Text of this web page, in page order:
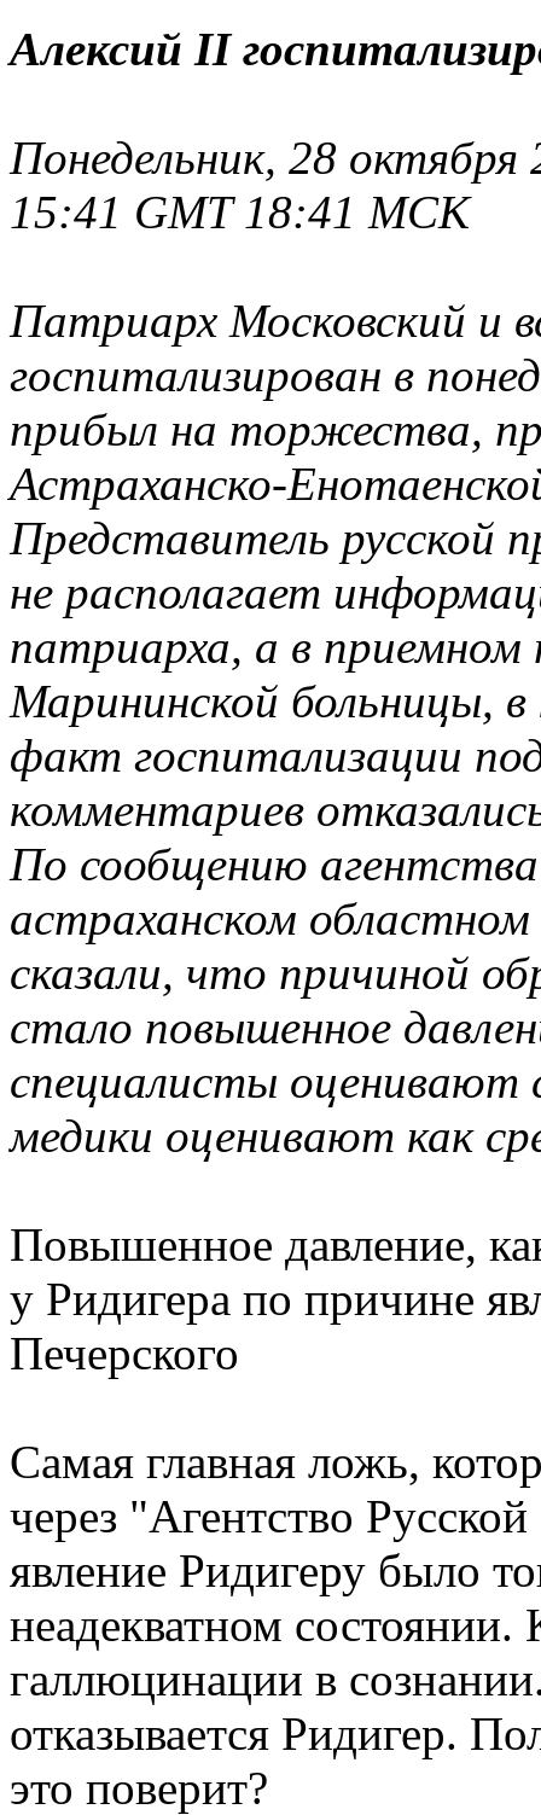
Алексий II
Понедельник, 28 октября
15:41 GMT 18:41 MCK
Патриарх Московский и
госпитализирован в
прибыл на торжества,
Астраханско-
Представитель русской
не располагает
патриарха, а в приемном
Марининской больницы,
факт госпитализации
комментариев
По сообщению
астраханском
сказали, что причиной
стало повышенное
специалисты оценивают
медики оценивают как
Повышенное давление,
у Ридигера по причине
Печерского
Самая главная ложь,
через "Агентство
явление Ридигеру было
неадекватном
галлюцинации в
отказывается Ридигер.
это поверит?